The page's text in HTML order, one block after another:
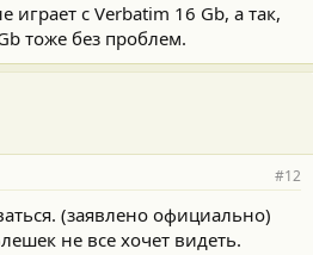
с Verbatim 16 Gb, а так,
тоже без проблем.
#12
(заявлено официально)
не все хочет видеть.